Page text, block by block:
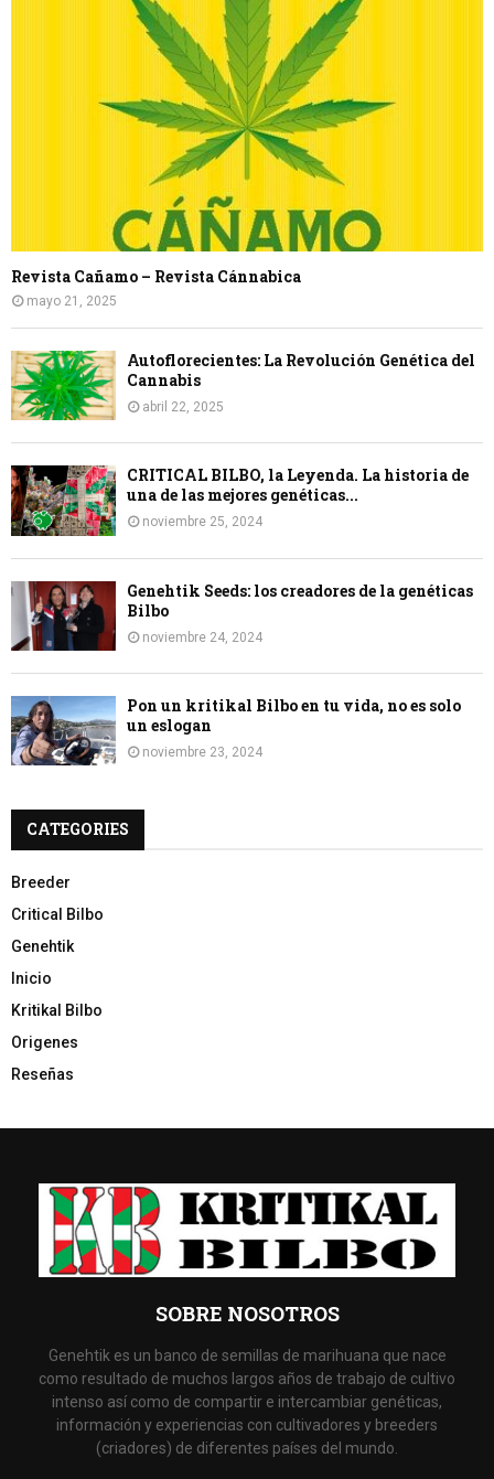
Revista Cañamo – Revista Cánnabica
mayo 21, 2025
Autoflorecientes: La Revolución Genética del
Cannabis
abril 22, 2025
CRITICAL BILBO, la Leyenda. La historia de
una de las mejores genéticas...
noviembre 25, 2024
Genehtik Seeds: los creadores de la genéticas
Bilbo
noviembre 24, 2024
Pon un kritikal Bilbo en tu vida, no es solo
un eslogan
noviembre 23, 2024
CATEGORIES
Breeder
Critical Bilbo
Genehtik
Inicio
Kritikal Bilbo
Origenes
Reseñas
SOBRE NOSOTROS
Genehtik es un banco de semillas de marihuana que nace
como resultado de muchos largos años de trabajo de cultivo
intenso así como de compartir e intercambiar genéticas,
información y experiencias con cultivadores y breeders
(criadores) de diferentes países del mundo.